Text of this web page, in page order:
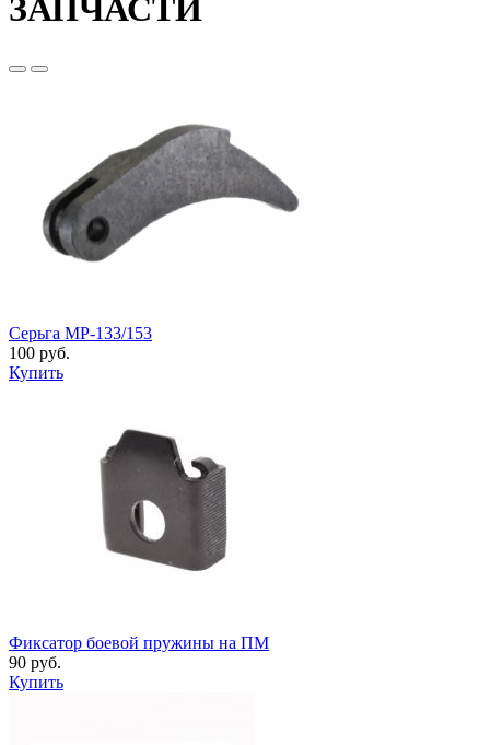
ЗАПЧАСТИ
Серьга МР-133/153
100 руб.
Купить
Фиксатор боевой пружины на ПМ
90 руб.
Купить